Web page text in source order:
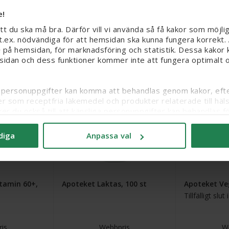
du ska må bra. Därför vill vi använda så få kakor som
nödvändiga för att hemsidan ska kunna fungera
hemsidan, för marknadsföring och statistik. Dessa
och dess funktioner kommer inte att fungera optimalt
kan komma att behandlas genom kakor,
som receptfria läkemedel och produkter relaterade till
samtycke och läsa mer om vilka kakor vi använder under
Anpassa val
95 kr
Köp Köp
60+,
Apoteket Laktas, 100 st
3 för 2
Apoteket
Tillfälligt slut
3 för 2